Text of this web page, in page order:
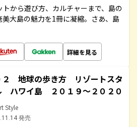
から遊び方、カルチャーまで、島の
大島の魅力を1冊に凝縮。さあ、島
詳細を見る
２ 地球の歩き方 リゾートスタ
ハワイ島 ２０１９～２０２０
Style
発売